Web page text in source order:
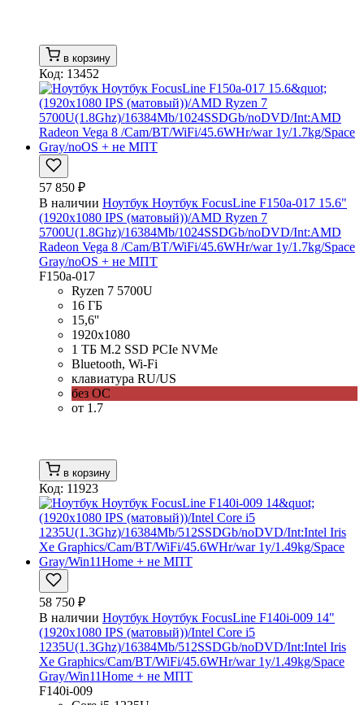
в корзину
Код: 13452
57 850 ₽
В наличии Ноутбук Ноутбук FocusLine F150a-017 15.6"
(1920x1080 IPS (матовый))/AMD Ryzen 7
5700U(1.8Ghz)/16384Mb/1024SSDGb/noDVD/Int:AMD
Radeon Vega 8 /Cam/BT/WiFi/45.6WHr/war 1y/1.7kg/Space
Gray/noOS + не МПТ
F150a-017
Ryzen 7 5700U
16 ГБ
15,6''
1920x1080
1 ТБ M.2 SSD PCIe NVMe
Bluetooth, Wi-Fi
клавиатура RU/US
без ОС
от 1.7
в корзину
Код: 11923
58 750 ₽
В наличии Ноутбук Ноутбук FocusLine F140i-009 14"
(1920x1080 IPS (матовый))/Intel Core i5
1235U(1.3Ghz)/16384Mb/512SSDGb/noDVD/Int:Intel Iris
Xe Graphics/Cam/BT/WiFi/45.6WHr/war 1y/1.49kg/Space
Gray/Win11Home + не МПТ
F140i-009